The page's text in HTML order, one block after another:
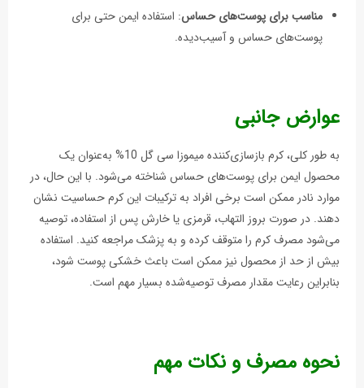
مناسب برای پوست‌های حساس: استفاده ایمن حتی برای
پوست‌های حساس و آسیب‌دیده.
عوارض جانبی
به طور کلی، کرم بازسازی‌کننده میموزا سی گل 10% به‌عنوان یک
محصول ایمن برای پوست‌های حساس شناخته می‌شود. با این حال، در
موارد نادر ممکن است برخی افراد به ترکیبات این کرم حساسیت نشان
دهند. در صورت بروز التهاب، قرمزی یا خارش پس از استفاده، توصیه
می‌شود مصرف کرم را متوقف کرده و به پزشک مراجعه کنید. استفاده
بیش از حد از محصول نیز ممکن است باعث خشکی پوست شود،
بنابراین رعایت مقدار مصرف توصیه‌شده بسیار مهم است.
نحوه مصرف و نکات مهم